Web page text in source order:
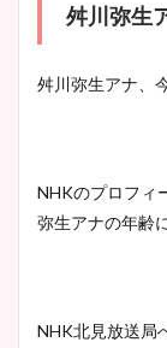
舛川弥生
舛川弥生アナ、
NHKのプロフィ
弥生アナの年齢
NHK北見放送局